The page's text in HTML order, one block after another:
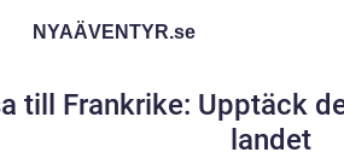
NYAÄVENTYR.se
till Frankrike: Upptäck
landet